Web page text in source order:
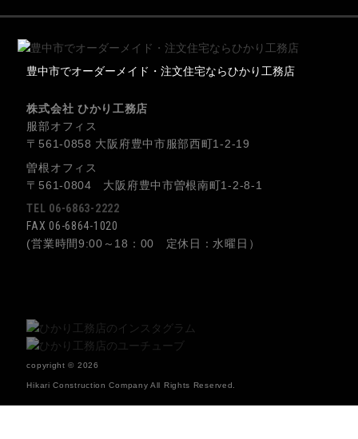
豊中市でオーダーメイド・注文住宅ならひかり工務店
株式会社 ひかり工務店
服部オフィス
〒561-0858 大阪府豊中市服部西町1-2-19
曽根オフィス
〒561-0804 大阪府豊中市曽根南町1-2-8-1
TEL 06-6863-2222
FAX 06-6864-1020
(営業時間9:00～18：00 定休日：水曜日）
copyright © 2026
Hikari Construction Company All Rights Reserved.